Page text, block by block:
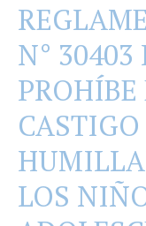
N° 30403
LOS